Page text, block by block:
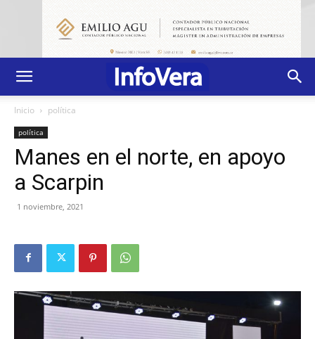
Inicio política
política
Manes en el norte, en apoyo
a Scarpin
1 noviembre, 2021